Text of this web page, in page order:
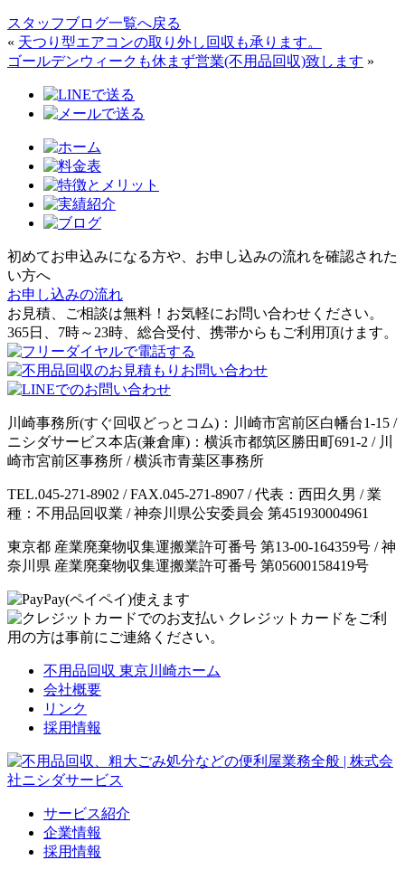
スタッフブログ一覧へ戻る
« 天つり型エアコンの取り外し回収も承ります。
ゴールデンウィークも休まず営業(不用品回収)致します »
初めてお申込みになる方や、お申し込みの流れを確認された
い方へ
お申し込みの流れ
お見積、ご相談は無料！お気軽にお問い合わせください。
365日、7時～23時、総合受付、携帯からもご利用頂けます。
川崎事務所(すぐ回収どっとコム)：川崎市宮前区白幡台1-15 /
ニシダサービス本店(兼倉庫)：横浜市都筑区勝田町691-2 / 川
崎市宮前区事務所 / 横浜市青葉区事務所
TEL.045-271-8902 / FAX.045-271-8907 / 代表：西田久男 / 業
種：不用品回収業 / 神奈川県公安委員会 第451930004961
東京都 産業廃棄物収集運搬業許可番号 第13-00-164359号 / 神
奈川県 産業廃棄物収集運搬業許可番号 第05600158419号
クレジットカードをご利
用の方は事前にご連絡ください。
不用品回収 東京川崎ホーム
会社概要
リンク
採用情報
サービス紹介
企業情報
採用情報